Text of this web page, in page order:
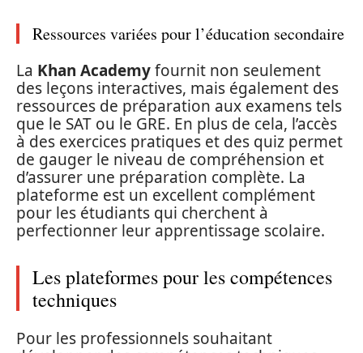
Ressources variées pour l’éducation secondaire
La Khan Academyfournit non seulement
des leçons interactives, mais également des
ressources de préparation aux examens tels
que le SAT ou le GRE. En plus de cela, l’accès
à des exercices pratiques et des quiz permet
de gauger le niveau de compréhension et
d’assurer une préparation complète. La
plateforme est un excellent complément
pour les étudiants qui cherchent à
perfectionner leur apprentissage scolaire.
Les plateformes pour les compétences
techniques
Pour les professionnels souhaitant